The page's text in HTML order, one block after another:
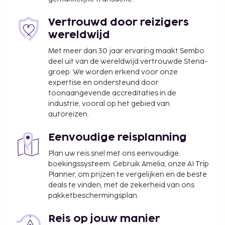
ruimte, waaronder een conferentiecentrum en 50
vergaderruimtes. Ter plaatse heb je
recreatieve voorzieningen, met onder meer een
healthclub, een binnenzwembad en een bubbelbad.
Dit hotel bevat ook gratis wifi,
cadeauwinkels/kiosken en huwelijksservices. Ga iets
eten bij Herb N Kitchen, een van de vele
eetgelegenheden van dit hotel, naast 2 restaurants
drankje in een bar/lounge. Op werkdagen wordt er
tegen betaling een uitgebreid ontbijt geserveerd
van 07.00 uur tot 11.00 uur en in het weekend is dit
beschikbaar van 07.00 uur tot 12.00 uur.
De volgende kosten dienen bij de accommodatie te
toepasselijke belastingen zijn:
Vertrouwd door reizigers
wereldwijd
Met meer dan 30 jaar ervaring maakt Sembo
deel uit van de wereldwijd vertrouwde Stena-
groep. We worden erkend voor onze
expertise en ondersteund door
toonaangevende accreditaties in de
industrie, vooral op het gebied van
autoreizen.
Eenvoudige reisplanning
Plan uw reis snel met ons eenvoudige
boekingssysteem. Gebruik Amelia, onze AI Trip
Planner, om prijzen te vergelijken en de beste
deals te vinden, met de zekerheid van ons
pakketbeschermingsplan.
Reis op jouw manier